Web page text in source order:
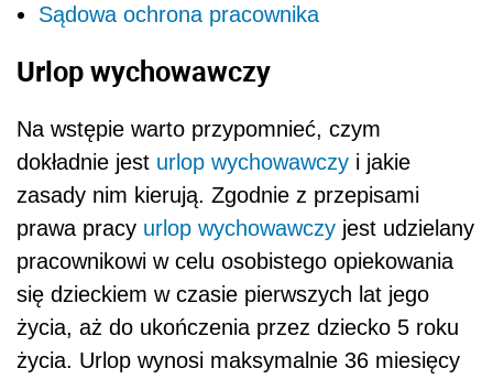
Sądowa ochrona pracownika
Urlop wychowawczy
Na wstępie warto przypomnieć, czym
dokładnie jest urlop wychowawczy i jakie
zasady nim kierują. Zgodnie z przepisami
prawa pracy urlop wychowawczy jest udzielany
pracownikowi w celu osobistego opiekowania
się dzieckiem w czasie pierwszych lat jego
życia, aż do ukończenia przez dziecko 5 roku
życia. Urlop wynosi maksymalnie 36 miesięcy